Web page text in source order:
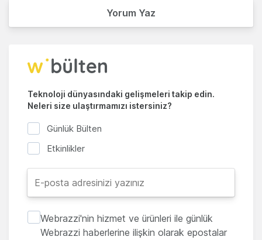
Yorum Yaz
Teknoloji dünyasındaki gelişmeleri takip edin.
Neleri size ulaştırmamızı istersiniz?
Günlük Bülten
Etkinlikler
Webrazzi'nin hizmet ve ürünleri ile günlük
Webrazzi haberlerine ilişkin olarak epostalar